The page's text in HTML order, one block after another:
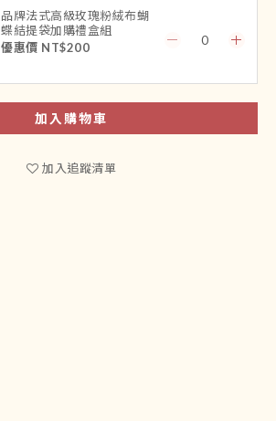
品牌法式高級玫瑰粉絨布蝴
蝶結提袋加購禮盒組
優惠價 NT$200
加入購物車
加入追蹤清單